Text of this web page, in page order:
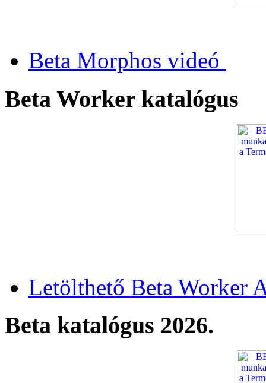
Beta Morphos videó
Beta Worker katalógus
Letölthető Beta Worker
Beta katalógus 2026.